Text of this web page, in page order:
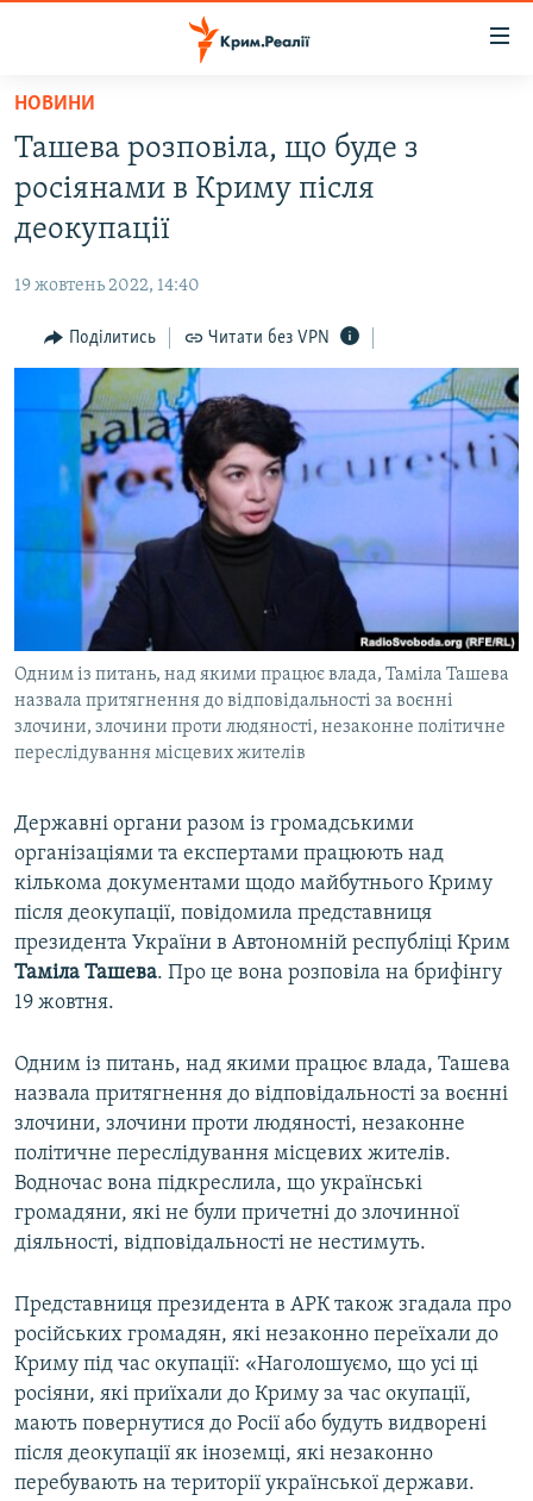
Перейти
основного
матеріалу
Перейти
до
основної
Перейти
до
ВОДА.КРИМ
ВІДЕО ТА ФОТО
БЛОГИ
ПОГЛЯД
ІНТЕРВ'Ю
ВСЕ ЗА ДЕНЬ
СПЕЦПРОЕКТИ
ДЕПОРТАЦІЯ
ВІДЕОУРОКИ «ELIFBE»
СВІДЧЕННЯ ОКУПАЦІЇ
УКРАЇНСЬКА ПРОБЛЕМА КРИМУ
ІНФОГРАФІКА
ЯК ОБІЙТИ БЛОКУВАННЯ
Qırımtatar
ДОЛУЧАЙСЯ!
НОВИНИ
Ташева розповіла, що буде з
росіянами в Криму після
деокупації
19 жовтень 2022, 14:40
Поділитись Читати без VPN
Одним із питань, над якими працює влада, Таміла Ташева
назвала притягнення до відповідальності за воєнні
злочини, злочини проти людяності, незаконне політичне
переслідування місцевих жителів
Державні органи разом із громадськими
організаціями та експертами працюють над
кількома документами щодо майбутнього Криму
після деокупації, повідомила представниця
президента України в Автономній республіці Крим
Таміла Ташева. Про це вона розповіла на брифінгу
19 жовтня.
Одним із питань, над якими працює влада, Ташева
назвала притягнення до відповідальності за воєнні
злочини, злочини проти людяності, незаконне
політичне переслідування місцевих жителів.
Водночас вона підкреслила, що українські
громадяни, які не були причетні до злочинної
діяльності, відповідальності не нестимуть.
Представниця президента в АРК також згадала про
російських громадян, які незаконно переїхали до
Криму під час окупації: «Наголошуємо, що усі ці
росіяни, які приїхали до Криму за час окупації,
мають повернутися до Росії або будуть видворені
після деокупації як іноземці, які незаконно
перебувають на території української держави.